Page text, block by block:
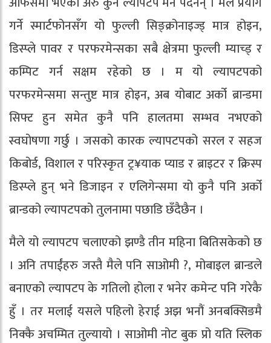
गर्ने स्मार्टफोनसँग यो फुल्ली सिङ्क्रोनाइज्ड् मात्र होइन,
डिस्प्ले पावर र परफरमेन्सका सबै क्षेत्रमा फुल्ली म्याच्ड् र
कम्पिट गर्न सक्षम रहेको छ । म यो ल्यापटपको
परफरमेन्समा सन्तुष्ट मात्र होइन, अब योबाट अर्को ब्रान्डमा
सिफ्ट हुन समेत कुनै पनि हालतमा सम्भव नभएको
स्वघोषणा गर्छु । जसको कारक ल्यापटपको सरल र सहज
किबोर्ड, विशाल र परिस्कृत ट्र¥याक प्याड र ब्राइटर र क्रिस्प
डिस्प्ले हुन् भने डिजाइन र एलिगेन्समा यो कुनै पनि अर्को
ब्रान्डको ल्यापटपको तुलनामा पछाडि छँदैछैन ।
मैले यो ल्यापटप चलाएको झण्डै तीन महिना बितिसकेको छ
। अनि तपाईंहरु जस्तै मैले पनि साओमी ?, मोबाइल ब्रान्डले
बनाएको ल्यापटप के गतिलो होला र भनेर कमेन्ट पनि गरेकै
हुँ । तर मलाई यसले पहिलो हेराई अझ भनौं अनबक्सिङमै
निक्कै अचम्मित तुल्यायो । साओमी नोट बुक प्रो यति स्लिक